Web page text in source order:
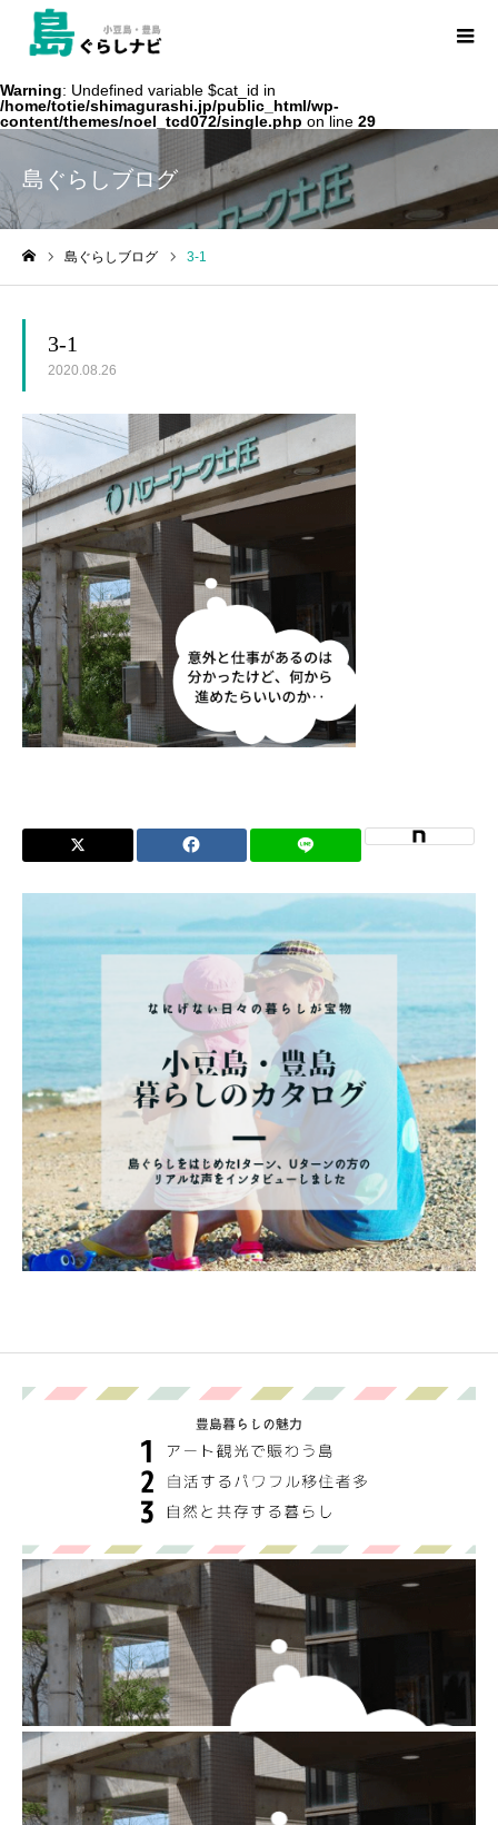
Warning: Undefined variable $cat_id in
/home/totie/shimagurashi.jp/public_html/wp-
content/themes/noel_tcd072/single.php on line 29
島ぐらしブログ
島ぐらしブログ 3-1
3-1
2020.08.26